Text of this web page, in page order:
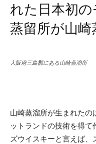
れた日本初
蒸留所が山崎
大阪府三島郡にある山崎蒸溜所
山崎蒸溜所が生まれたの
ットランドの技術を得
ズウイスキーと言えば